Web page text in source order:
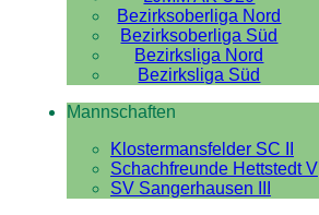
Bezirksoberliga Nord
Bezirksoberliga Süd
Bezirksliga Nord
Bezirksliga Süd
Mannschaften
Klostermansfelder SC II
Schachfreunde Hettstedt V
SV Sangerhausen III